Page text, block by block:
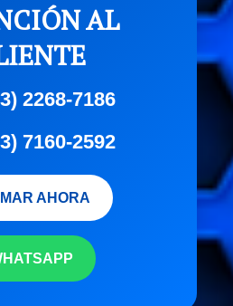
AL
2268-7186
7160-2592
AHORA